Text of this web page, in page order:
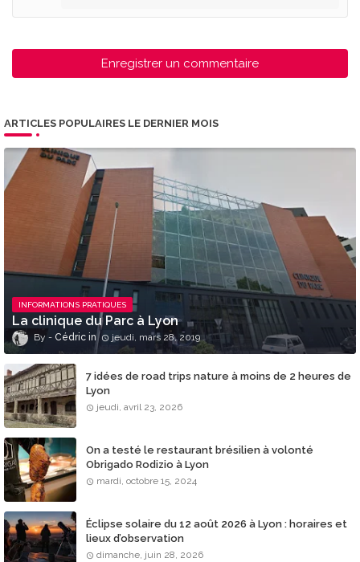
Enregistrer un commentaire
ARTICLES POPULAIRES LE DERNIER MOIS
INFORMATIONS PRATIQUES
La clinique du Parc à Lyon
Cédric jeudi, mars 28, 2019
7 idées de road trips nature à moins de 2 heures de
Lyon
jeudi, avril 23, 2026
On a testé le restaurant brésilien à volonté
Obrigado Rodizio à Lyon
mardi, octobre 15, 2024
Éclipse solaire du 12 août 2026 à Lyon : horaires et
lieux d’observation
dimanche, juin 28, 2026